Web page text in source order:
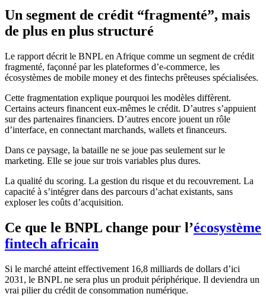
Un segment de crédit “fragmenté”, mais
de plus en plus structuré
Le rapport décrit le BNPL en Afrique comme un segment de crédit
fragmenté, façonné par les plateformes d’e-commerce, les
écosystèmes de mobile money et des fintechs prêteuses spécialisées.
Cette fragmentation explique pourquoi les modèles diffèrent.
Certains acteurs financent eux-mêmes le crédit. D’autres s’appuient
sur des partenaires financiers. D’autres encore jouent un rôle
d’interface, en connectant marchands, wallets et financeurs.
Dans ce paysage, la bataille ne se joue pas seulement sur le
marketing. Elle se joue sur trois variables plus dures.
La qualité du scoring. La gestion du risque et du recouvrement. La
capacité à s’intégrer dans des parcours d’achat existants, sans
exploser les coûts d’acquisition.
Ce que le BNPL change pour l’écosystème
fintech africain
Si le marché atteint effectivement 16,8 milliards de dollars d’ici
2031, le BNPL ne sera plus un produit périphérique. Il deviendra un
vrai pilier du crédit de consommation numérique.